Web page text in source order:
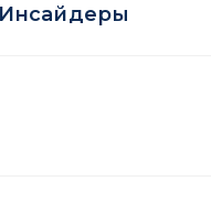
Инсайдеры